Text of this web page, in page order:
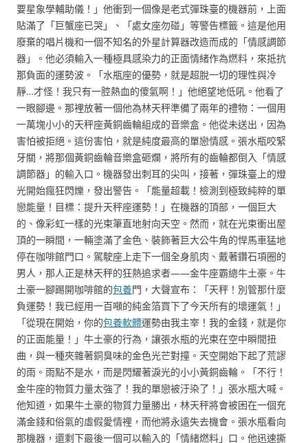
要星象學輔助儀！」他衝到一個像是老式彈珠臺的機器前，上面
貼滿了「巨蟹座已哭」、「處女座勿碰」等警告標籤。這是他用
廢棄的唱片機和一個不知名的外星計算器改造而成的「情感調節
器」。他必須輸入一種極具感染力的正面情緒作為燃料，來抵抗
那負面的運勢波。「水瓶座的優勢，就是超脫一切的理性與冷
靜…才怪！我只有一腔熱血的傻氣啊！」他絕望地低吼。他看了
一眼腳邊。那裡放著一個他為林天秤準備了兩年的禮物：一個用
一萬塊小小的天秤座黃銅齒輪組成的音樂盒。他從未送出，因為
害怕被拒絕。這份害怕，就是純度最高的單戀情感。張水瓶咬緊
牙關，將那個黃銅齒輪音樂盒砸爛，將所有的齒輪都倒入「情感
調節器」的輸入口。機器發出刺耳的尖叫，接著，彈珠臺上的燈
光開始瘋狂閃爍，發出警告。「能量超載！檢測到極致純粹的單
戀能量！目標：提升天秤座運勢！」在機器的頂部，一個巨大
的、像彩虹一樣的光束筆直地射向天空。然而，就在光束衝出屋
頂的一瞬間，一輛塗滿了金色、裝飾著巨大公牛角的悍馬車猛地
停在咖啡館門口。駕駛座上走下一個全身肌肉、戴著鑽石項圈的
男人，那人正是林天秤的狂熱追求者——金牛座霸總牛土豪。牛
土豪一腳踢開咖啡館的包養門，大聲宣布：「天秤！別管那什麼
負運勢！我已經用一百噸的純金箔買下了今天所有的壞運氣！」
「從現在開始，你的包養軟體運勢由我主宰！我的金錢，就是你
的正面能量！」牛土豪的行為，讓張水瓶的光束在空中瞬間扭
曲，與一種夾雜著銅臭味的金色光芒對撞。天空開始下起了荒謬
的雨。雨點不是水，而是閃耀著淚光的小小黃銅齒輪。「不行！
金牛座的物質力量太強了！我的單戀被汙染了！」張水瓶大喊。
他知道，如果牛土豪的物質力量勝出，林天秤將會被困在一個充
滿金錢和俗氣的虛假愛情裡，而他將永遠失去機會。張水瓶看向
那機器，還剩下最後一個可以輸入的「情緒燃料」口。他迅速撕